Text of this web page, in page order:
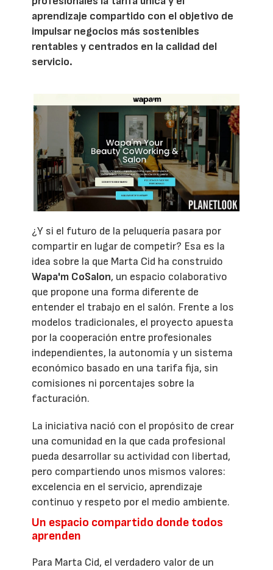
aprendizaje compartido con el objetivo de
impulsar negocios más sostenibles
rentables y centrados en la calidad del
servicio.
¿Y si el futuro de la peluquería pasara por
compartir en lugar de competir? Esa es la
idea sobre la que Marta Cid ha construido
Wapa'm CoSalon, un espacio colaborativo
que propone una forma diferente de
entender el trabajo en el salón. Frente a los
modelos tradicionales, el proyecto apuesta
por la cooperación entre profesionales
independientes, la autonomía y un sistema
económico basado en una tarifa fija, sin
comisiones ni porcentajes sobre la
facturación.
La iniciativa nació con el propósito de crear
una comunidad en la que cada profesional
pueda desarrollar su actividad con libertad,
pero compartiendo unos mismos valores:
excelencia en el servicio, aprendizaje
continuo y respeto por el medio ambiente.
Un espacio compartido donde todos
aprenden
Para Marta Cid, el verdadero valor de un